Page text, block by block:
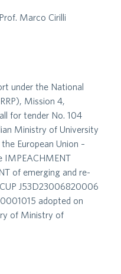
Marco Cirilli
under the National
Mission 4,
for tender No. 104
Ministry of University
European Union –
IMPEACHMENT
of emerging and re-
J53D23006820006
adopted on
of Ministry of